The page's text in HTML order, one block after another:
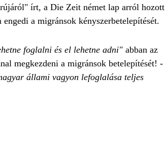
írt, a Die Zeit német lap arról hozott
a migránsok kényszerbetelepítését.
foglalni és el lehetne adni" abban az
megkezdeni a migránsok betelepítését! -
állami vagyon lefoglalása teljes